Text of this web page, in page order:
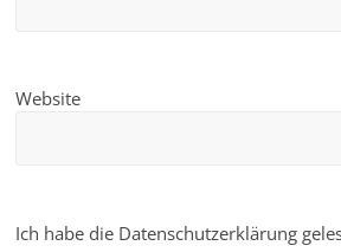
Website
Ich habe die Datenschutzerklärung